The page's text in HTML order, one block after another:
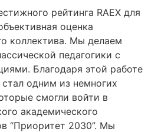
рейтинга RAEX для
оценка
коллектива. Мы делаем
педагогики с
Благодаря этой работе
одним из немногих
смогли войти в
академического
“Приоритет 2030”. Мы